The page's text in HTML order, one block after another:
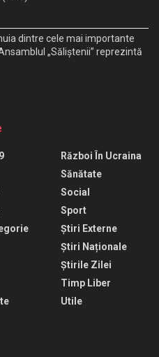
dintre cele mai importante
„Săliștenii” reprezintă
Război În Ucraina
Sănătate
Social
Sport
Știri Externe
Știri Naționale
Știrile Zilei
Timp Liber
Utile